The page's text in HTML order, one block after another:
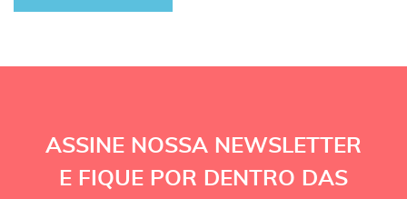
ASSINE NOSSA NEWSLETTER
E FIQUE POR DENTRO DAS